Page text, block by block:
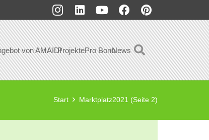
von AMAIDIProjektePro BonoNews
Start Marktplatz2021 (Seite 2)